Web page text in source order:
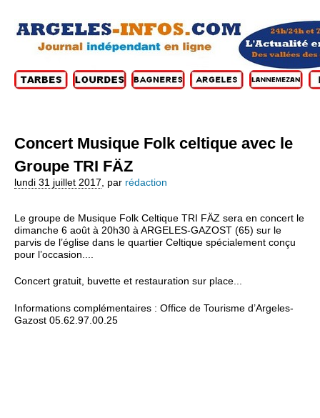
Concert Musique Folk celtique avec le
Groupe TRI FÄZ
lundi 31 juillet 2017 par rédaction
Le groupe de Musique Folk Celtique TRI FÄZ sera en concert le
dimanche 6 août à 20h30 à ARGELES-GAZOST (65) sur le
parvis de l’église dans le quartier Celtique spécialement conçu
pour l’occasion....
Concert gratuit, buvette et restauration sur place...
Informations complémentaires : Office de Tourisme d’Argeles-
Gazost 05.62.97.00.25